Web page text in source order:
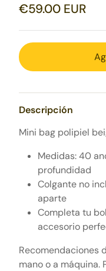
€59.00 EUR
Descripción
Mini bag polipiel
Medidas:40
profundidad
Colgante no
aparte
Completa tu
accesorio
Recomendaciones
mano o a máquina.